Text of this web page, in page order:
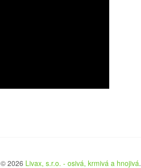
2026 Livax, s.r.o. - osivá, krmivá a hnojivá.